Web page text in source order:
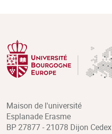
Maison de l'université
Esplanade Erasme
BP 27877 - 21078 Dijon Cedex